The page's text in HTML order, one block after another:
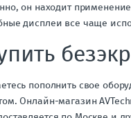
он находит
дисплеи все чаще
пополнить свое
Онлайн-магазин